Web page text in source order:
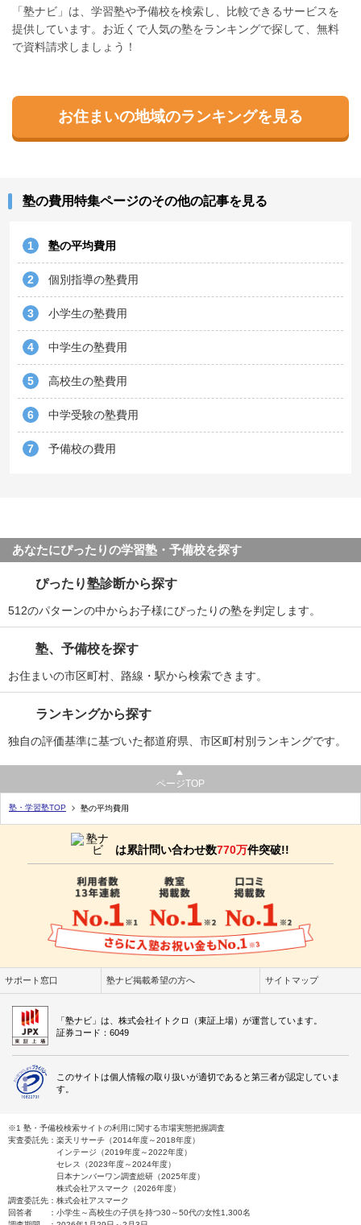
「塾ナビ」は、学習塾や予備校を検索し、比較できるサービスを
提供しています。お近くで人気の塾をランキングで探して、無料
で資料請求しましょう！
お住まいの地域のランキングを見る
塾の費用特集ページのその他の記事を見る
1 塾の平均費用
2 個別指導の塾費用
3 小学生の塾費用
4 中学生の塾費用
5 高校生の塾費用
6 中学受験の塾費用
7 予備校の費用
あなたにぴったりの学習塾・予備校を探す
ぴったり塾診断から探す
512のパターンの中からお子様にぴったりの塾を判定します。
塾、予備校を探す
お住まいの市区町村、路線・駅から検索できます。
ランキングから探す
独自の評価基準に基づいた都道府県、市区町村別ランキングです。
ページTOP
塾・学習塾TOP 塾の平均費用
は累計問い合わせ数770万件突破!!
サポート窓口 塾ナビ掲載希望の方へ サイトマップ
「塾ナビ」は、株式会社イトクロ（東証上場）が運営しています。
証券コード：6049
このサイトは個人情報の取り扱いが適切であると第三者が認定していま
す。
※1 塾・予備校検索サイトの利用に関する市場実態把握調査
実査委託先：楽天リサーチ（2014年度～2018年度）
インテージ（2019年度～2022年度）
セレス（2023年度～2024年度）
日本ナンバーワン調査総研（2025年度）
株式会社アスマーク（2026年度）
調査委託先：株式会社アスマーク
回答者 ：小学生～高校生の子供を持つ30～50代の女性1,300名